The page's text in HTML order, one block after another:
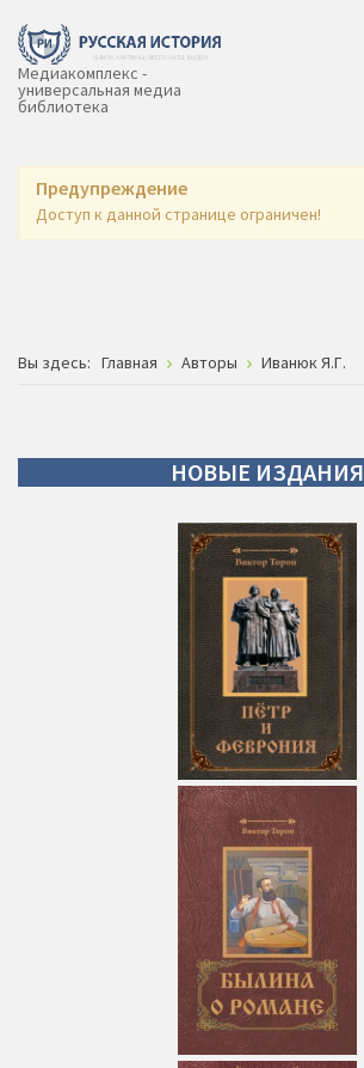
Медиакомплекс -
универсальная медиа
библиотека
Предупреждение
Доступ к данной странице ограничен!
Вы здесь: Главная Авторы Иванюк Я.Г.
НОВЫЕ ИЗДАНИЯ